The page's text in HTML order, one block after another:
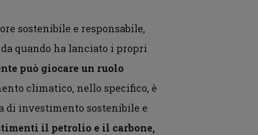
sostenibile e responsabile,
da quando ha lanciato i propri
può giocare un ruolo
climatico, nello specifico, è
di investimento sostenibile e
il petrolio e il carbone,